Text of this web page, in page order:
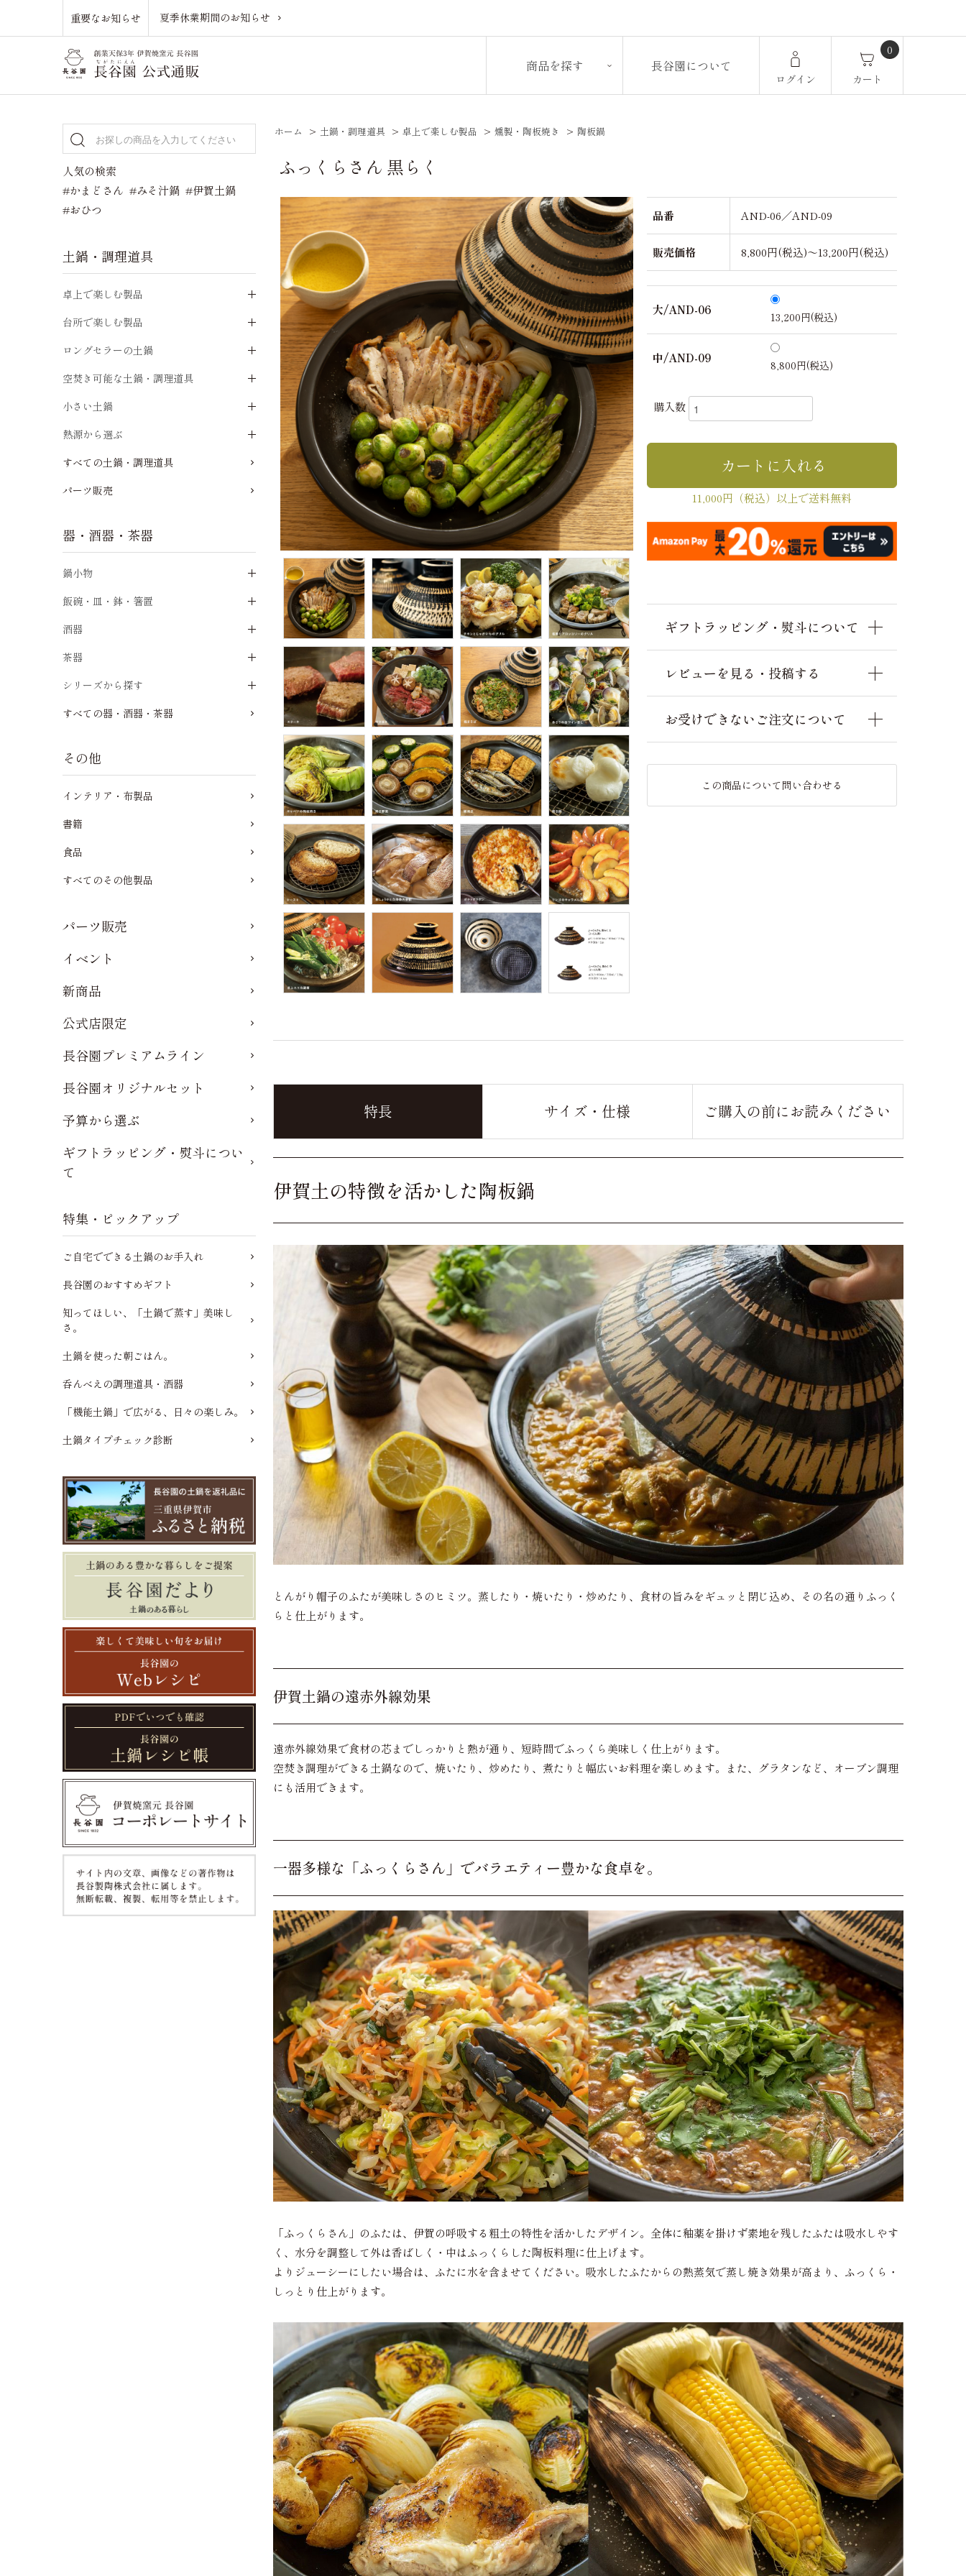
重要なお知らせ 夏季休業期間のお知らせ
商品を探す 長谷園について
ログイン
0
カート
ホーム > 土鍋・調理道具 > 卓上で楽しむ製品 > 燻製・陶板焼き > 陶板鍋
ふっくらさん 黒らく
品番 AND-06／AND-09
販売価格 8,800円(税込)～13,200円(税込)
大/AND-06 13,200円(税込)
中/AND-09 8,800円(税込)
購入数
11,000円（税込）以上で送料無料
ギフトラッピング・熨斗について
レビューを見る・投稿する
お受けできないご注文について
この商品について問い合わせる
特長 サイズ・仕様 ご購入の前にお読みください
伊賀土の特徴を活かした陶板鍋
とんがり帽子のふたが美味しさのヒミツ。蒸したり・焼いたり・炒めたり、食材の旨みをギュッと閉じ込め、その名の通りふっく
らと仕上がります。
伊賀土鍋の遠赤外線効果
遠赤外線効果で食材の芯までしっかりと熱が通り、短時間でふっくら美味しく仕上がります。
空焚き調理ができる土鍋なので、焼いたり、炒めたり、煮たりと幅広いお料理を楽しめます。また、グラタンなど、オーブン調理
にも活用できます。
一器多様な「ふっくらさん」でバラエティー豊かな食卓を。
「ふっくらさん」のふたは、伊賀の呼吸する粗土の特性を活かしたデザイン。全体に釉薬を掛けず素地を残したふたは吸水しやす
く、水分を調整して外は香ばしく・中はふっくらした陶板料理に仕上げます。
よりジューシーにしたい場合は、ふたに水を含ませてください。吸水したふたからの熱蒸気で蒸し焼き効果が高まり、ふっくら・
しっとり仕上がります。
人気の検索
#かまどさん #みそ汁鍋 #伊賀土鍋
#おひつ
土鍋・調理道具
卓上で楽しむ製品
台所で楽しむ製品
ロングセラーの土鍋
空焚き可能な土鍋・調理道具
小さい土鍋
熱源から選ぶ
すべての土鍋・調理道具
パーツ販売
器・酒器・茶器
鍋小物
飯碗・皿・鉢・箸置
酒器
茶器
シリーズから探す
すべての器・酒器・茶器
その他
インテリア・布製品
書籍
食品
すべてのその他製品
パーツ販売
イベント
新商品
公式店限定
長谷園プレミアムライン
長谷園オリジナルセット
予算から選ぶ
ギフトラッピング・熨斗につい
て
特集・ピックアップ
ご自宅でできる土鍋のお手入れ
長谷園のおすすめギフト
知ってほしい、「土鍋で蒸す」美味し
さ。
土鍋を使った朝ごはん。
呑んべえの調理道具・酒器
「機能土鍋」で広がる、日々の楽しみ。
土鍋タイプチェック診断